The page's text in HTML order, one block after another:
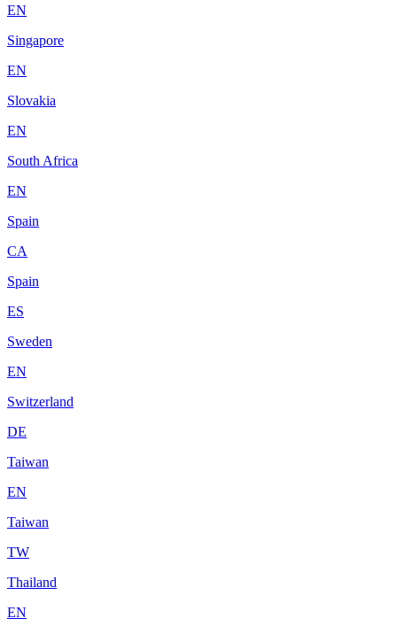
EN
Singapore
EN
Slovakia
EN
South Africa
EN
Spain
CA
Spain
ES
Sweden
EN
Switzerland
DE
Taiwan
EN
Taiwan
TW
Thailand
EN